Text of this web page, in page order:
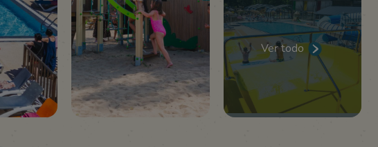
Ver todo